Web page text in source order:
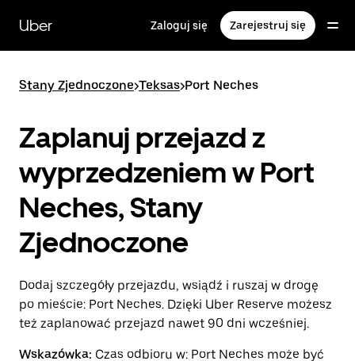
głównej
zawartości
Uber Zaloguj się Zarejestruj się
Stany Zjednoczone>Teksas>Port Neches
Zaplanuj przejazd z
wyprzedzeniem w Port
Neches, Stany
Zjednoczone
Dodaj szczegóły przejazdu, wsiądź i ruszaj w drogę
po mieście: Port Neches. Dzięki Uber Reserve możesz
też zaplanować przejazd nawet 90 dni wcześniej.
Wskazówka: Czas odbioru w: Port Neches może być